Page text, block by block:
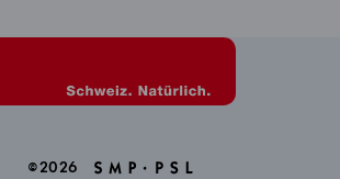
©2026